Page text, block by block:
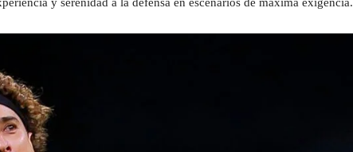
y serenidad a la defensa en escenarios de máxima exigencia.